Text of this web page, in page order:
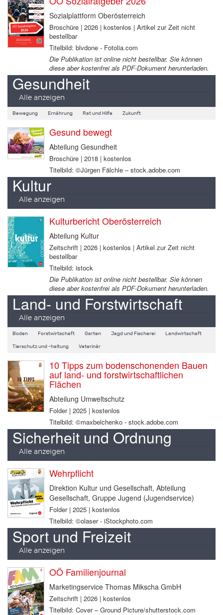
Sozialplattform Oberösterreich
Broschüre | 2026 | kostenlos | Artikel zur Zeit nicht
bestellbar
Titelbild: blvdone - Fotolia.com
Die Publikation ist online nicht bestellbar. Sie können
diese aber kostenfrei als PDF-Dokument herunterladen.
Gesundheit
Alle anzeigen
Bewegung Ernährung Rat und Hilfe Zukunft
Gesund bewegt
Abteilung Gesundheit
Broschüre | 2018 | kostenlos
Titelbild: ©Jürgen Fälchle – stock.adobe.com
Kultur
Alle anzeigen
Kulturbericht Oberösterreich
Abteilung Kultur
Zeitschrift | 2026 | kostenlos | Artikel zur Zeit nicht
bestellbar
Titelbild: istock
Die Publikation ist online nicht bestellbar. Sie können
diese aber kostenfrei als PDF-Dokument herunterladen.
Land- und Forstwirtschaft
Alle anzeigen
Boden Forstwirtschaft Garten Jagd und Fischerei Landwirtschaft
Tierschutz und -haltung Veterinär
10 Tipps zum bodenschonenden Bauen
auf land- und forstwirtschaftlichen
Flächen
Abteilung Umweltschutz
Folder | 2025 | kostenlos
Titelbild: ©maxbelchenko - stock.adobe.com
Sicherheit und Ordnung
Alle anzeigen
Wehrpflicht
Direktion Kultur und Gesellschaft, Abteilung
Gesellschaft, Gruppe Jugend (Jugendservice)
Folder | 2025 | kostenlos
Titelbild: ©olaser - iStockphoto.com
Sport und Freizeit
Alle anzeigen
OÖ Familienjournal
Marketingservice Thomas Mikscha GmbH
Zeitschrift | 2026 | kostenlos
Titelbild: Cover – Ground Picture/shutterstock.com